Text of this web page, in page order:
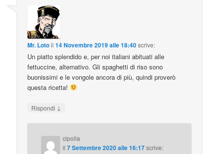
Mr. Lotoil14 Novembre 2019 alle 18:40scrive:
Un piatto splendido e, per noi italiani abituati alle
fettuccine, alternativo. Gli spaghetti di riso sono
buonissimi e le vongole ancora di più, quindi proverò
questa ricetta!
Rispondi ↓
cipolla
il7 Settembre 2020 alle 16:17scrive: